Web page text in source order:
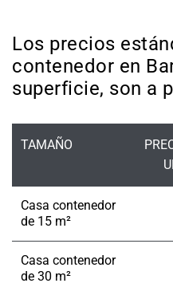
Los precios
contenedor en
superficie, son a
TAMAÑO
Casa contenedor
de 15 m²
Casa contenedor
de 30 m²